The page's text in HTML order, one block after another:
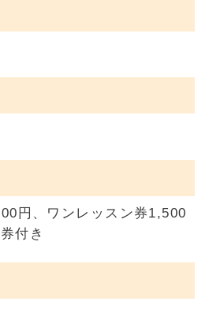
円、ワンレッスン券1,500
付き